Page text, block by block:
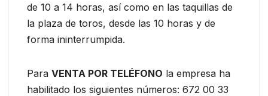
de 10 a 14 horas, así como en las taquillas de
la plaza de toros, desde las 10 horas y de
forma ininterrumpida.
Para VENTA POR TELÉFONO la empresa ha
habilitado los siguientes números: 672 00 33